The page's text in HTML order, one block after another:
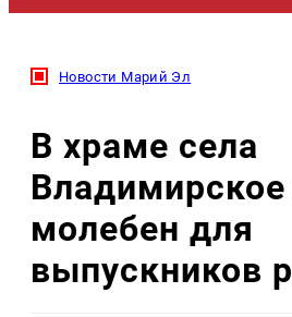
Новости Марий Эл
В храме села
молебен для
выпускников